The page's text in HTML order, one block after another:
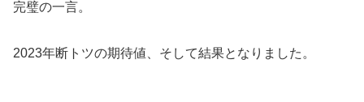
完璧の一言。
2023年断トツの期待値、そして結果となりました。